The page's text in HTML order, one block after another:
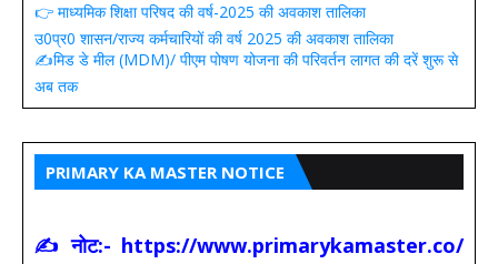
👉 माध्यमिक शिक्षा परिषद की वर्ष-2025 की अवकाश तालिका
उ0प्र0 शासन/राज्य कर्मचारियों की वर्ष 2025 की अवकाश तालिका
✍️मिड डे मील (MDM)/ पीएम पोषण योजना की परिवर्तन लागत की दरें शुरू से
अब तक
PRIMARY KA MASTER NOTICE
✍ नोट:- https://www.primarykamaster.co/